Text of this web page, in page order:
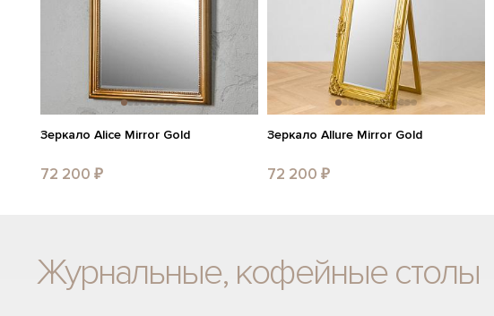
Зеркало Alice Mirror Gold
72 200 ₽
Зеркало Allure Mirror Gold
72 200 ₽
Журнальные, кофейные столы